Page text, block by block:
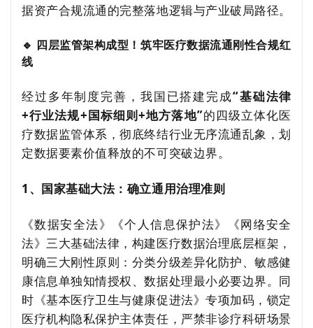
据资产合规流通的完整落地逻辑与产业破局路径。
🔹 四层监管架构成型！筑牢医疗数据流通刚性合规红
线
经过多年制度完善，我国已搭建完成“基础法律
+行业法规+国标细则+地方落地”的四级立体化医
疗数据监管体系，彻底终结行业无序流通乱象，划
定数据要素价值释放的不可突破边界。
1、国家基础大法：确立通用治理准则
《数据安全法》《个人信息保护法》《网络安全
法》三大基础法律，构建医疗数据治理底层框架，
明确三大刚性原则：分类分级差异化防护、敏感健
康信息单独知情授权、数据处理最小必要边界。同
时《基本医疗卫生与健康促进法》专项加码，锁定
医疗机构隐私保护主体责任，严禁非诊疗科研场景